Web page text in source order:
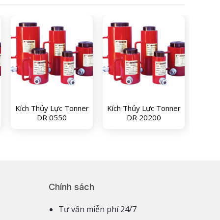
Kích Thủy Lực Tonner
DR 0550
Kích Thủy Lực Tonner
DR 20200
Chính sách
Tư vấn miễn phí 24/7